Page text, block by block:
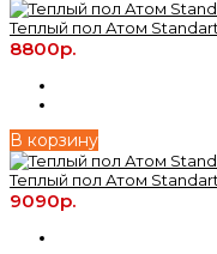
Теплый пол Атом Standart
8800р.
В корзину
Теплый пол Атом
9090р.